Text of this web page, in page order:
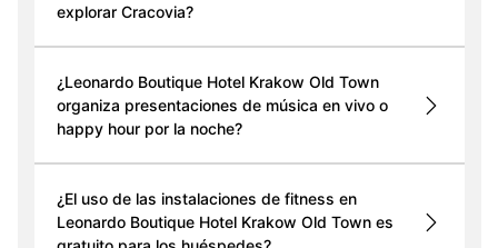
explorar Cracovia?
¿Leonardo Boutique Hotel Krakow Old Town
organiza presentaciones de música en vivo o
happy hour por la noche?
¿El uso de las instalaciones de fitness en
Leonardo Boutique Hotel Krakow Old Town es